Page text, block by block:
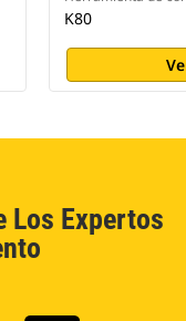
K80
Los Expertos